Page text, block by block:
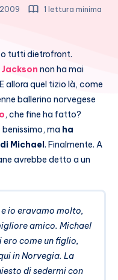
1 lettura minima
tutti dietrofront.
non ha mai
allora quel tizio là, come
ballerino norvegese
, che fine ha fatto?
benissimo, ma ha
Michael. Finalmente. A
avrebbe detto a un
io eravamo molto,
amico. Michael
come un figlio,
in Norvegia. La
di sedermi con